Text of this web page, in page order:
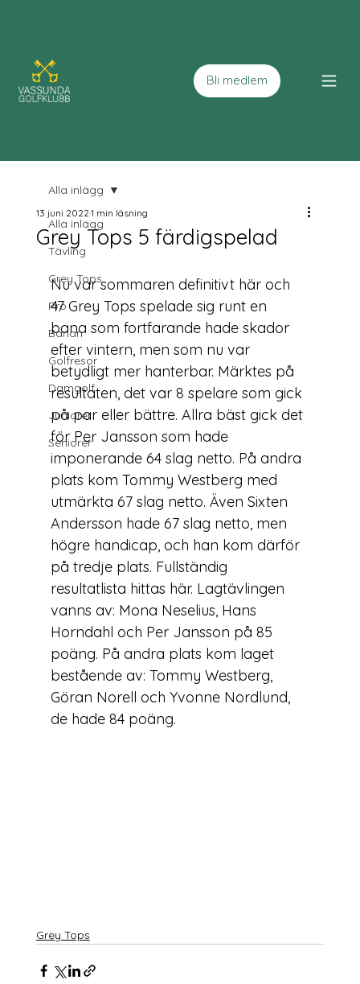
Bli medlem
Alla inlägg
Tävling
Grey Tops
Pro
Banan
Golfresor
Damgolf
Juniorer
Seniorer
Alla inlägg
Grey Tops 5 färdigspelad
13 juni 20221 min läsning
Nu var sommaren definitivt här och
47 Grey Tops spelade sig runt en
bana som fortfarande hade skador
efter vintern, men som nu var
betydligt mer hanterbar. Märktes på
resultaten, det var 8 spelare som gick
på par eller bättre. Allra bäst gick det
för Per Jansson som hade
imponerande 64 slag netto. På andra
plats kom Tommy Westberg med
utmärkta 67 slag netto. Även Sixten
Andersson hade 67 slag netto, men
högre handicap, och han kom därför
på tredje plats. Fullständig
resultatlista hittas här. Lagtävlingen
vanns av: Mona Neselius, Hans
Horndahl och Per Jansson på 85
poäng. På andra plats kom laget
bestående av: Tommy Westberg,
Göran Norell och Yvonne Nordlund,
de hade 84 poäng.
Grey Tops